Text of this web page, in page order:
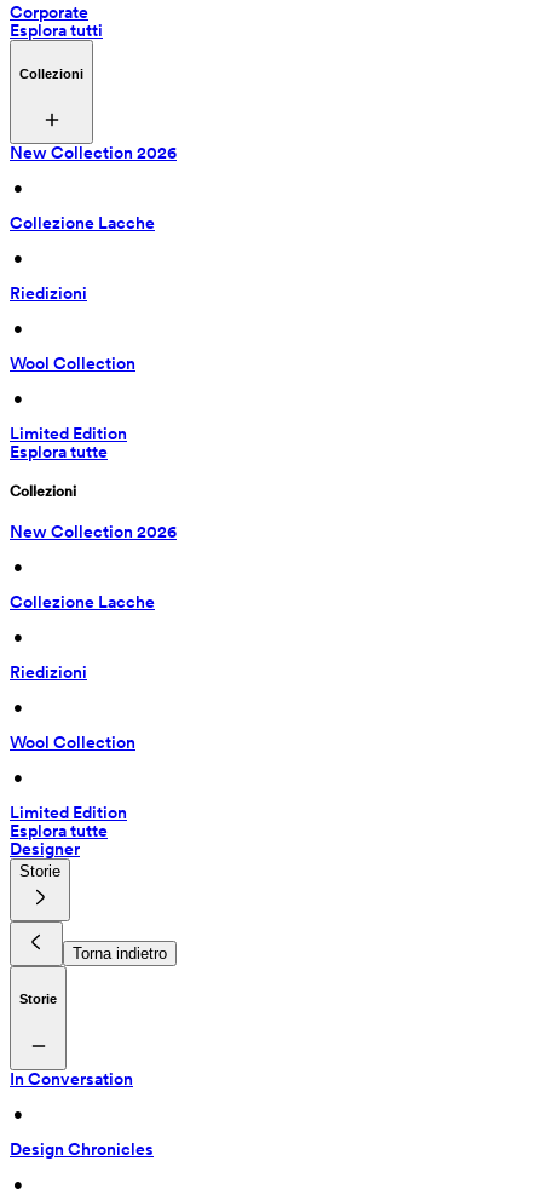
Corporate
Esplora tutti
Collezioni
New Collection 2026
•
Collezione Lacche
•
Riedizioni
•
Wool Collection
•
Limited Edition
Esplora tutte
Collezioni
New Collection 2026
•
Collezione Lacche
•
Riedizioni
•
Wool Collection
•
Limited Edition
Esplora tutte
Designer
Storie
Torna indietro
Storie
In Conversation
•
Design Chronicles
•